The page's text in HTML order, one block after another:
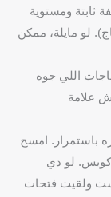
ثابتة ومستوية
لو مايلة، ممكن
اللي جوه
علامة
باستمرار. امسح
لو دي
ولقيت فتحات